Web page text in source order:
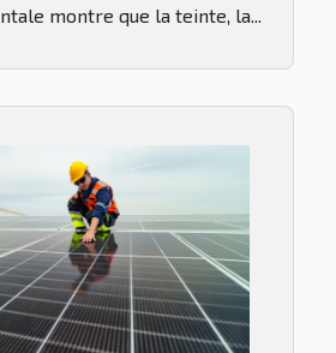
montre que la teinte, la...